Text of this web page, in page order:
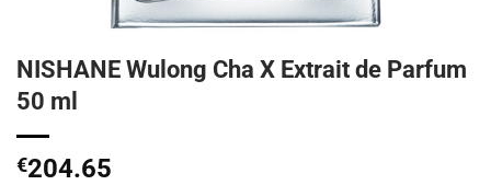
NISHANE Wulong Cha X Extrait de Parfum
50 ml
€204.65